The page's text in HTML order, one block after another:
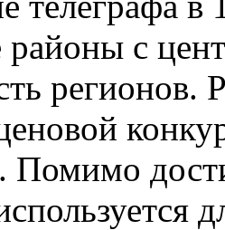
районы с
регионов.
Помимо